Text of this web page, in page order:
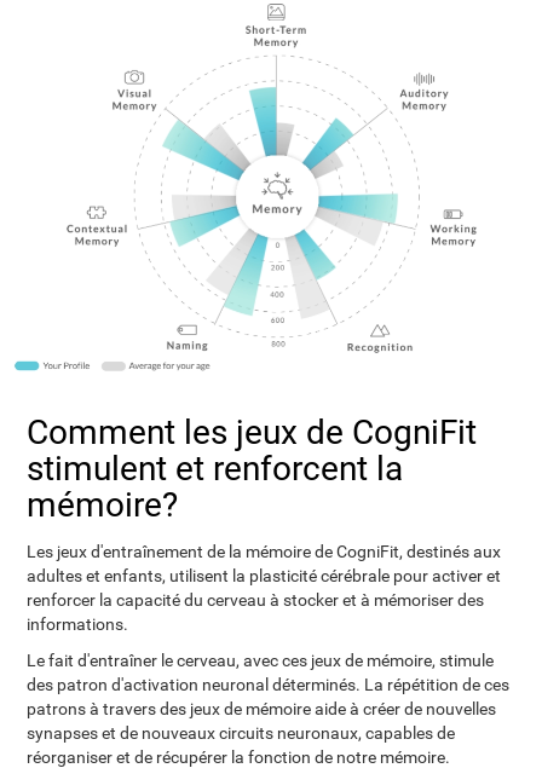
Comment les jeux de CogniFit
stimulent et renforcent la
mémoire?
Les jeux d'entraînement de la mémoire de CogniFit, destinés aux
adultes et enfants, utilisent la plasticité cérébrale pour activer et
renforcer la capacité du cerveau à stocker et à mémoriser des
informations.
Le fait d'entraîner le cerveau, avec ces jeux de mémoire, stimule
des patron d'activation neuronal déterminés. La répétition de ces
patrons à travers des jeux de mémoire aide à créer de nouvelles
synapses et de nouveaux circuits neuronaux, capables de
réorganiser et de récupérer la fonction de notre mémoire.